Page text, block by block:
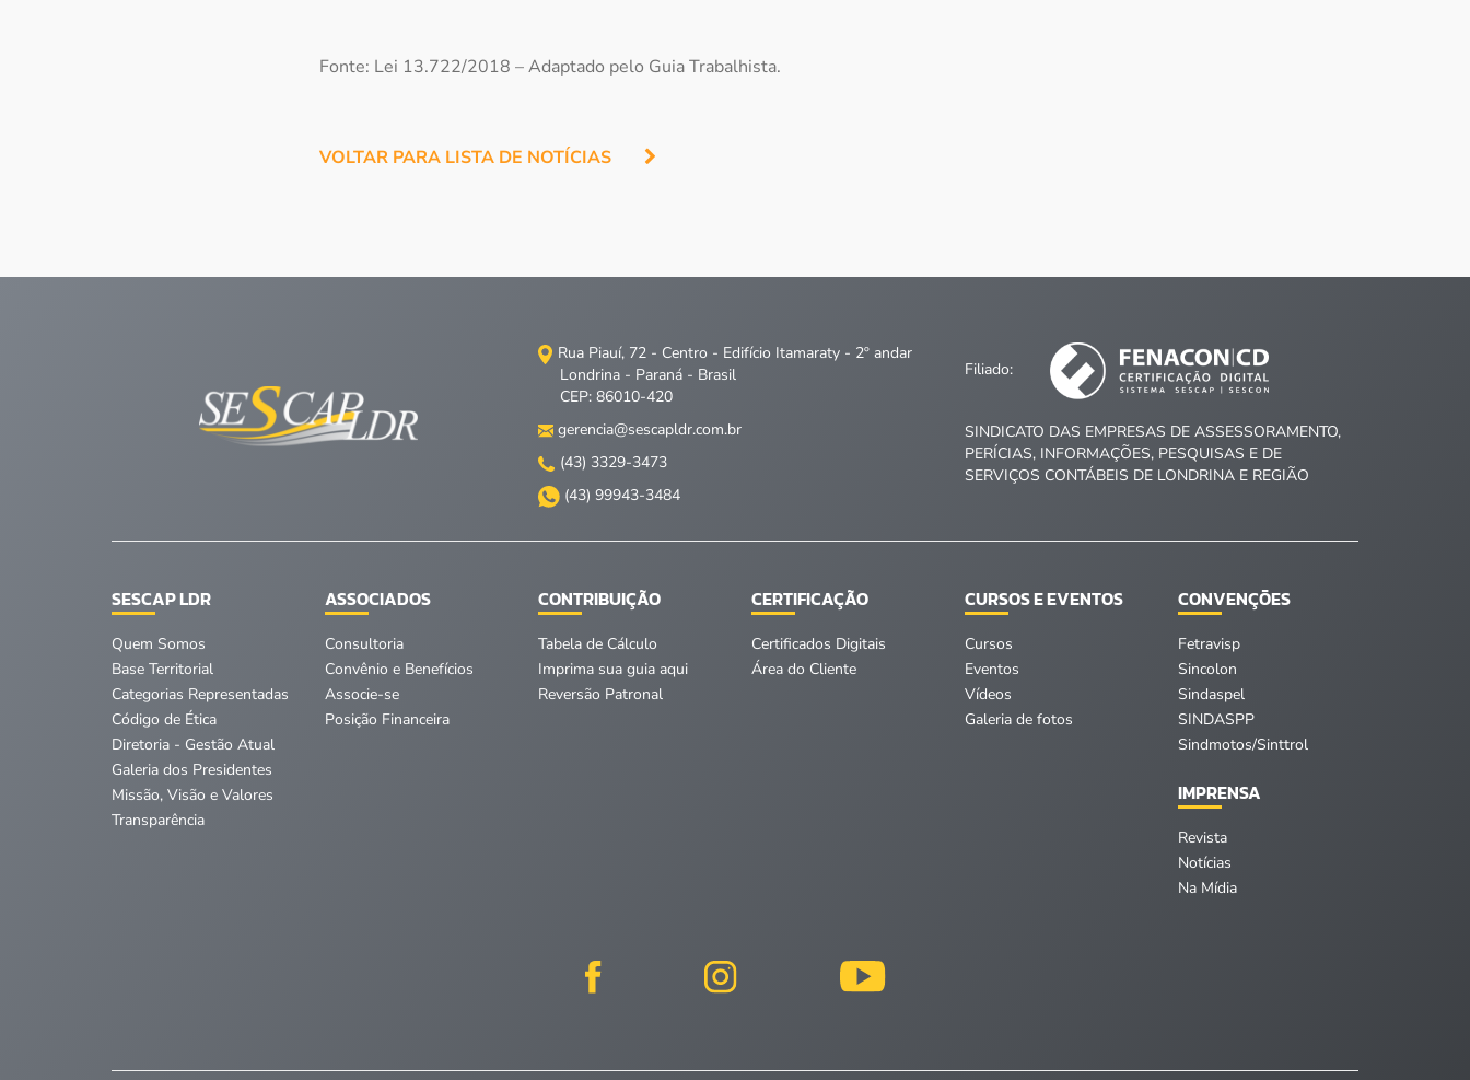
Fonte: Lei 13.722/2018 – Adaptado pelo Guia Trabalhista.
VOLTAR PARA LISTA DE NOTÍCIAS
Rua Piauí, 72 - Centro - Edifício Itamaraty - 2º andar
Londrina - Paraná - Brasil
CEP: 86010-420
gerencia@sescapldr.com.br
(43) 3329-3473
(43) 99943-3484
Filiado:
SINDICATO DAS EMPRESAS DE ASSESSORAMENTO,
PERÍCIAS, INFORMAÇÕES, PESQUISAS E DE
SERVIÇOS CONTÁBEIS DE LONDRINA E REGIÃO
SESCAP LDR
Quem Somos
Base Territorial
Categorias Representadas
Código de Ética
Diretoria - Gestão Atual
Galeria dos Presidentes
Missão, Visão e Valores
Transparência
ASSOCIADOS
Consultoria
Convênio e Benefícios
Associe-se
Posição Financeira
CONTRIBUIÇÃO
Tabela de Cálculo
Imprima sua guia aqui
Reversão Patronal
CERTIFICAÇÃO
Certificados Digitais
Área do Cliente
CURSOS E EVENTOS
Cursos
Eventos
Vídeos
Galeria de fotos
CONVENÇÕES
Fetravisp
Sincolon
Sindaspel
SINDASPP
Sindmotos/Sinttrol
IMPRENSA
Revista
Notícias
Na Mídia